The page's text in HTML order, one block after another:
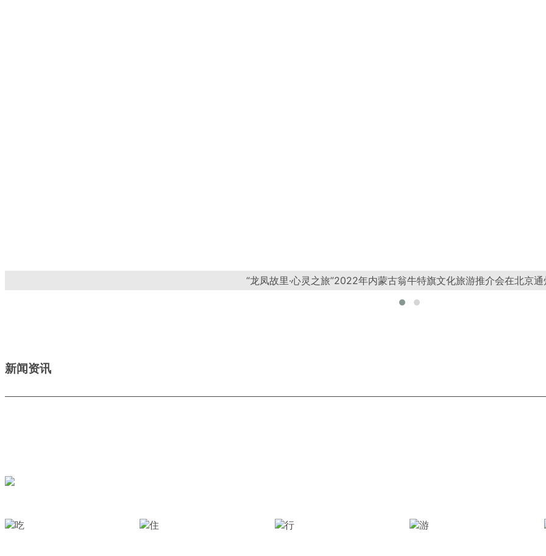
“龙凤故里·心灵之旅”2022年内蒙古翁牛特旗文化旅游推介会在北京
新闻资讯